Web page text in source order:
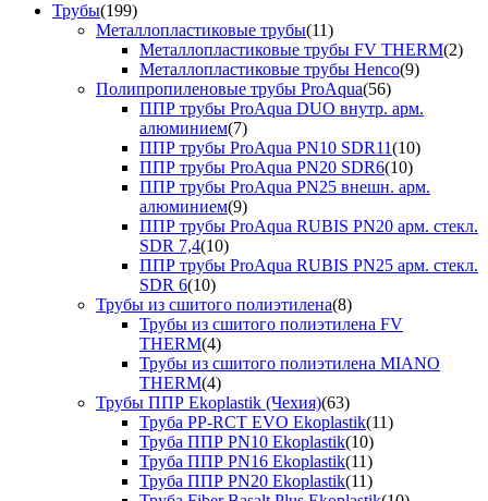
Трубы(199)
Металлопластиковые трубы(11)
Металлопластиковые трубы FV THERM(2)
Металлопластиковые трубы Henco(9)
Полипропиленовые трубы ProAqua(56)
ППР трубы ProAqua DUO внутр. арм.
алюминием(7)
ППР трубы ProAqua PN10 SDR11(10)
ППР трубы ProAqua PN20 SDR6(10)
ППР трубы ProAqua PN25 внешн. арм.
алюминием(9)
ППР трубы ProAqua RUBIS PN20 арм. стекл.
SDR 7,4(10)
ППР трубы ProAqua RUBIS PN25 арм. стекл.
SDR 6(10)
Трубы из сшитого полиэтилена(8)
Трубы из сшитого полиэтилена FV
THERM(4)
Трубы из сшитого полиэтилена MIANO
THERM(4)
Трубы ППР Ekoplastik (Чехия)(63)
Труба PP-RCT EVO Ekoplastik(11)
Труба ППР PN10 Ekoplastik(10)
Труба ППР PN16 Ekoplastik(11)
Труба ППР PN20 Ekoplastik(11)